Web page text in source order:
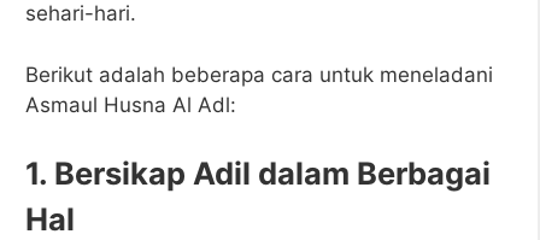
sehari-hari.
Berikut adalah beberapa cara untuk meneladani
Asmaul Husna Al Adl:
1. Bersikap Adil dalam Berbagai
Hal